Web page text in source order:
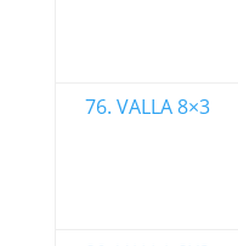
76. VALLA 8×3